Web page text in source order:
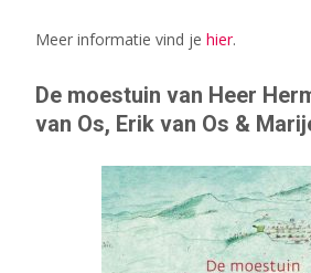
Meer informatie vind je hier.
De moestuin van Heer
van Os, Erik van Os &